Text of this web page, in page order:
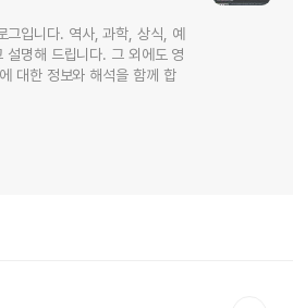
그입니다. 역사, 과학, 상식, 예
명해 드립니다. 그 외에도 영
대한 정보와 해석을 함께 합